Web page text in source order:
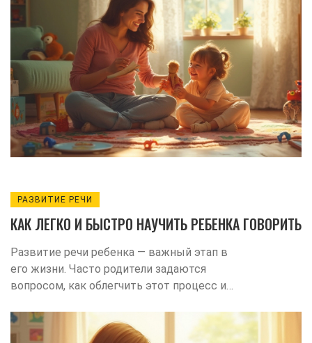
практичными советами, играми и
расскажу, что делать, если что-то не
получается сразу. Все рекомендации
прошли проверку на собственном опыте.
РАЗВИТИЕ РЕЧИ
КАК ЛЕГКО И БЫСТРО НАУЧИТЬ РЕБЕНКА ГОВОРИТЬ
Развитие речи ребенка — важный этап в
его жизни. Часто родители задаются
вопросом, как облегчить этот процесс и
и эффективным. В статье рассмотрим
простые и действенные методы,